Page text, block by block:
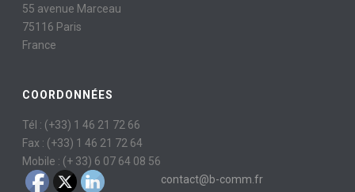
55 avenue Marceau
75116 Paris
France
COORDONNÉES
Tél : (+33) 1 46 21 72 66
Fax : (+33) 1 46 21 72 64
Mobile : (+ 33) 6 07 64 08 56
contact@b-comm.fr